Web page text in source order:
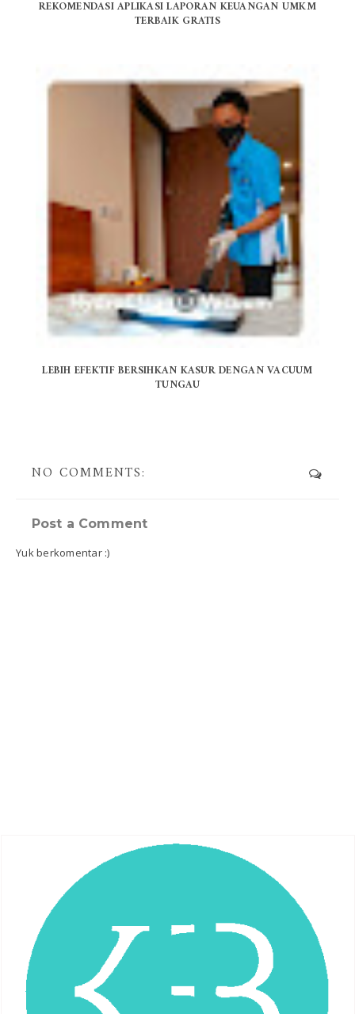
REKOMENDASI APLIKASI LAPORAN KEUANGAN UMKM
TERBAIK GRATIS
LEBIH EFEKTIF BERSIHKAN KASUR DENGAN VACUUM
TUNGAU
NO COMMENTS:
Post a Comment
Yuk berkomentar :)